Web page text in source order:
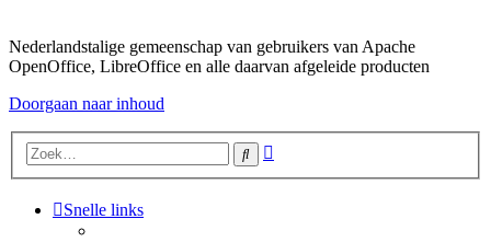
Nederlandstalige gemeenschap van gebruikers van Apache
OpenOffice, LibreOffice en alle daarvan afgeleide producten
Doorgaan naar inhoud
Zoek
Snelle links